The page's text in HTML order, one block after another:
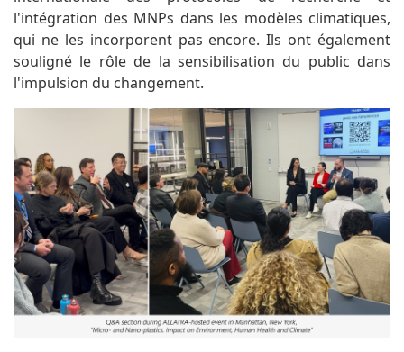
l'intégration des MNPs dans les modèles climatiques,
qui ne les incorporent pas encore. Ils ont également
souligné le rôle de la sensibilisation du public dans
l'impulsion du changement.